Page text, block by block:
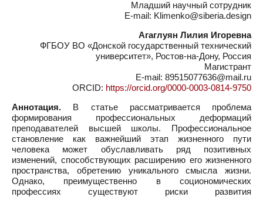
Младший научный сотрудник
E-mail: Klimenko@siberia.design
Агаглуян Лилия Игоревна
ФГБОУ ВО «Донской государственный технический
университет», Ростов-на-Дону, Россия
Магистрант
E-mail: 89515077636@mail.ru
ORCID: https://orcid.org/0000-0003-0814-9750
Аннотация. В статье рассматривается проблема
формирования профессиональных деформаций
преподавателей высшей школы. Профессиональное
становление как важнейший этап жизненного пути
человека может обуславливать ряд позитивных
изменений, способствующих расширению его жизненного
пространства, обретению уникального смысла жизни.
Однако, преимущественно в социономических
профессиях существуют риски развития